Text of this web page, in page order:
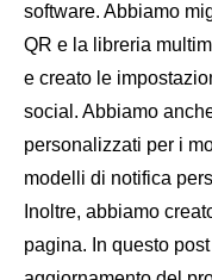
software. Abbiamo
QR e la libreria
e creato le
social. Abbiamo
personalizzati per i
modelli di notifica
Inoltre, abbiamo
pagina. In questo